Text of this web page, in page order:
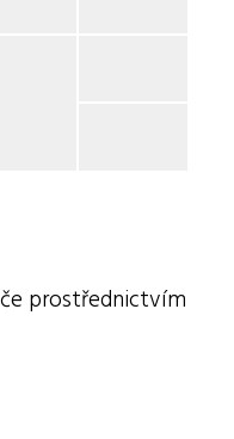
prostřednictvím